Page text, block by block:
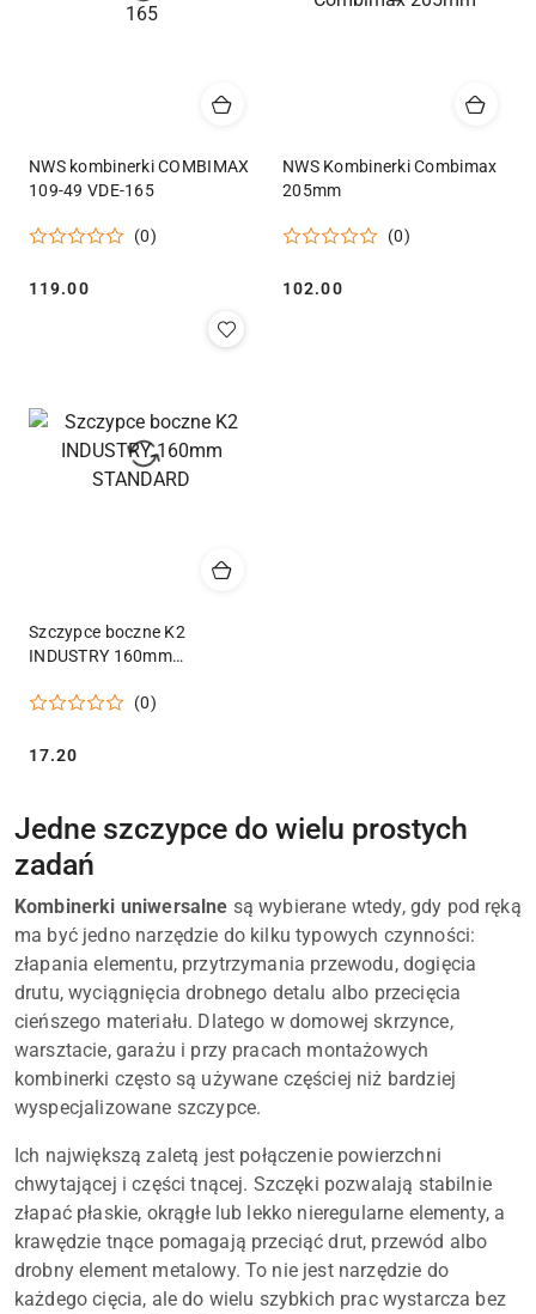
NWS kombinerki COMBIMAX
109-49 VDE-165
(0)
Cena:
119.00
NWS Kombinerki Combimax
205mm
(0)
Cena:
102.00
Szczypce boczne K2
INDUSTRY 160mm
(0)
Cena:
17.20
Jedne szczypce do wielu prostych
zadań
Kombinerki uniwersalne są wybierane wtedy, gdy pod ręką
ma być jedno narzędzie do kilku typowych czynności:
złapania elementu, przytrzymania przewodu, dogięcia
drutu, wyciągnięcia drobnego detalu albo przecięcia
cieńszego materiału. Dlatego w domowej skrzynce,
warsztacie, garażu i przy pracach montażowych
kombinerki często są używane częściej niż bardziej
wyspecjalizowane szczypce.
Ich największą zaletą jest połączenie powierzchni
chwytającej i części tnącej. Szczęki pozwalają stabilnie
złapać płaskie, okrągłe lub lekko nieregularne elementy, a
krawędzie tnące pomagają przeciąć drut, przewód albo
drobny element metalowy. To nie jest narzędzie do
każdego cięcia, ale do wielu szybkich prac wystarcza bez